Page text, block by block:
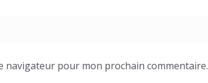
navigateur pour mon prochain commentaire.